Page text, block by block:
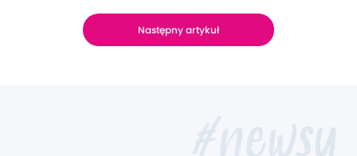
Następny artykuł